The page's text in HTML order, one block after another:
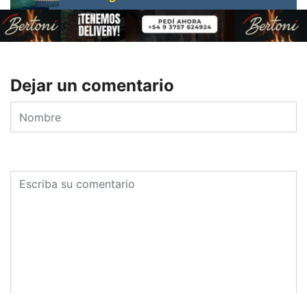
Dejar un comentario